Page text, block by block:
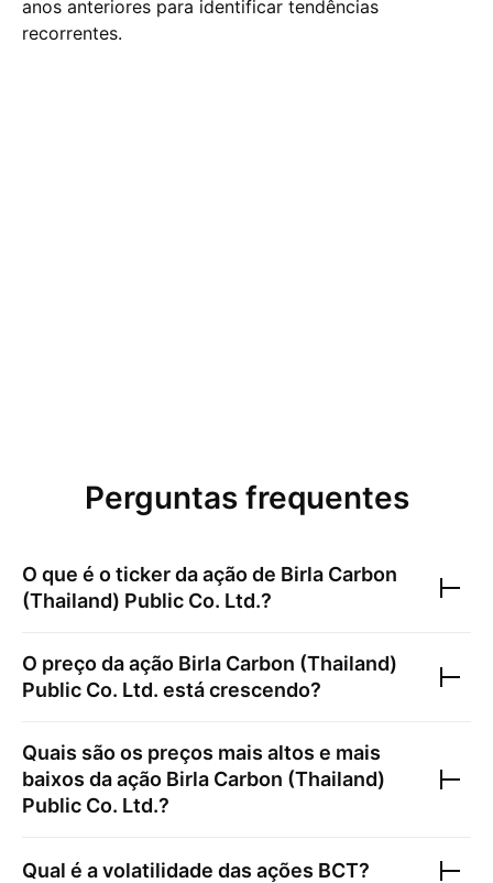
anos anteriores para identificar tendências
recorrentes.
Perguntas frequentes
O que é o ticker da ação de Birla Carbon
(Thailand) Public Co. Ltd.?
O preço da ação Birla Carbon (Thailand)
Public Co. Ltd. está crescendo?
Quais são os preços mais altos e mais
baixos da ação Birla Carbon (Thailand)
Public Co. Ltd.?
Qual é a volatilidade das ações BCT?